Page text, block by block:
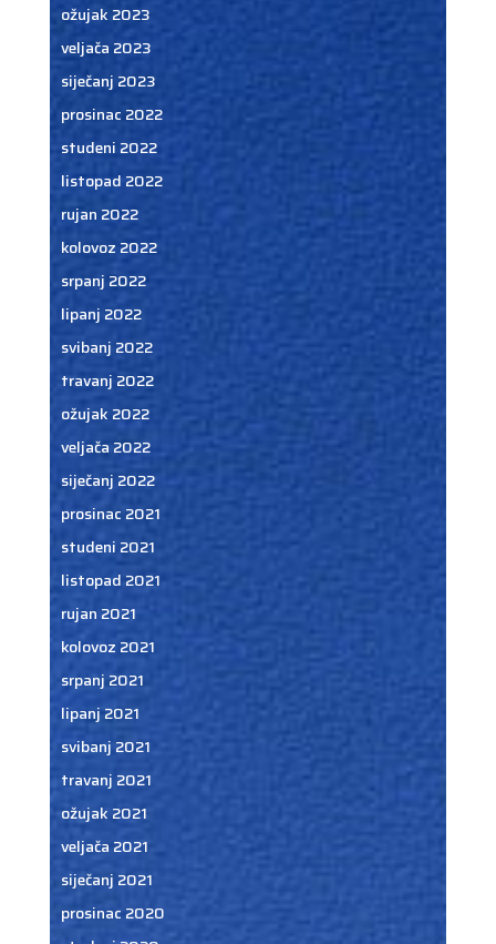
ožujak 2023
veljača 2023
siječanj 2023
prosinac 2022
studeni 2022
listopad 2022
rujan 2022
kolovoz 2022
srpanj 2022
lipanj 2022
svibanj 2022
travanj 2022
ožujak 2022
veljača 2022
siječanj 2022
prosinac 2021
studeni 2021
listopad 2021
rujan 2021
kolovoz 2021
srpanj 2021
lipanj 2021
svibanj 2021
travanj 2021
ožujak 2021
veljača 2021
siječanj 2021
prosinac 2020